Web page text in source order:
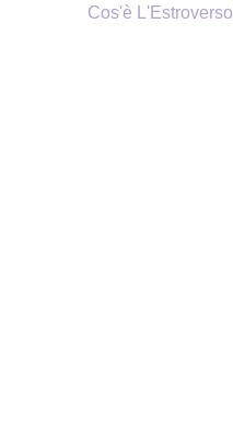
Cos'è L'Estroverso